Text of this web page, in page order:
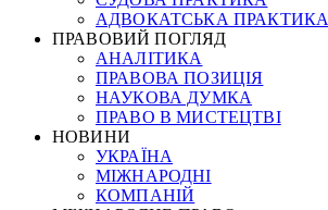
АДВОКАТСЬКА ПРАКТИКА
ПРАВОВИЙ ПОГЛЯД
АНАЛІТИКА
ПРАВОВА ПОЗИЦІЯ
НАУКОВА ДУМКА
ПРАВО В МИСТЕЦТВІ
НОВИНИ
УКРАЇНА
МІЖНАРОДНІ
КОМПАНІЙ